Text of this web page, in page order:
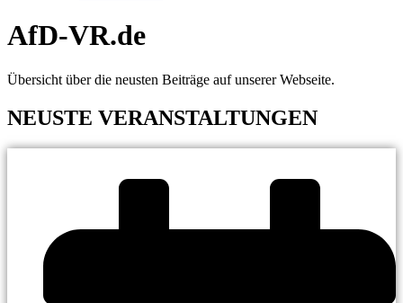
AfD-VR.de
Übersicht über die neusten Beiträge auf unserer Webseite.
NEUSTE VERANSTALTUNGEN